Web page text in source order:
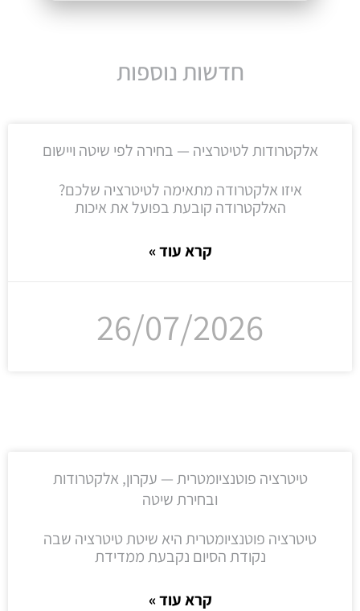
חדשות נוספות
אלקטרודות לטיטרציה — בחירה לפי שיטה ויישום
איזו אלקטרודה מתאימה לטיטרציה שלכם?
האלקטרודה קובעת בפועל את איכות
קרא עוד »
26/07/2026
טיטרציה פוטנציומטרית — עקרון, אלקטרודות
ובחירת שיטה
טיטרציה פוטנציומטרית היא שיטת טיטרציה שבה
נקודת הסיום נקבעת ממדידת
קרא עוד »